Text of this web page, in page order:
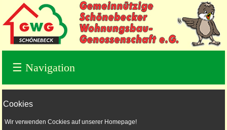
☰ Navigation
Cookies
Wir verwenden Cockies auf unserer Homepage!